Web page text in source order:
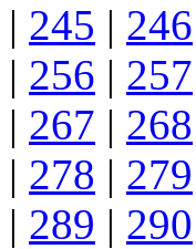
| 245 | 246
| 256 | 257
| 267 | 268
| 278 | 279
| 289 | 290